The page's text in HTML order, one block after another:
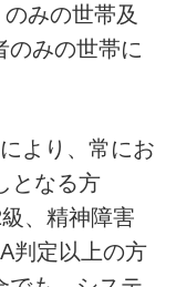
みの世帯及
のみの世帯に
より、常にお
となる方
、精神障害
判定以上の方